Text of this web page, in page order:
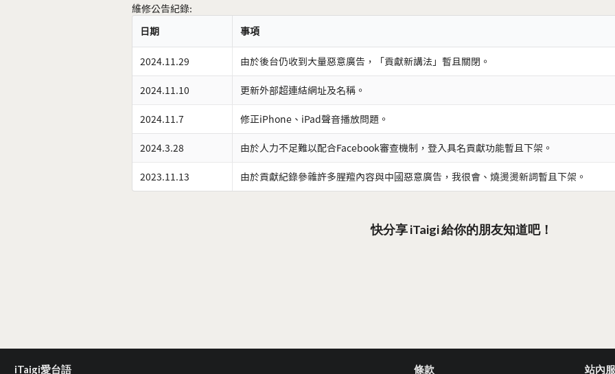
維修公告紀錄:
日期
事項
2024.11.29 由於後台仍收到大量惡意廣告，「貢獻新講法」暫且關閉。
2024.11.10 更新外部超連結網址及名稱。
2024.11.7 修正iPhone、iPad聲音播放問題。
2024.3.28 由於人力不足難以配合Facebook審查機制，登入具名貢獻功能暫且下架。
2023.11.13 由於貢獻紀錄參雜許多腥羶內容與中國惡意廣告，我很會、燒燙燙新詞暫且下架。
快分享 iTaigi 給你的朋友知道吧！
iTaigi愛台語 條款 站內